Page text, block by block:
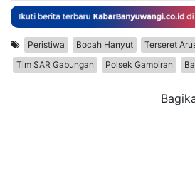
Peristiwa Bocah Hanyut
Terseret
Tim SAR Gabungan
Polsek Gambiran